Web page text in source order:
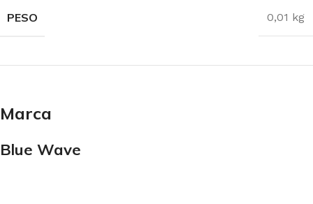
PESO 0,01 kg
Marca
Blue Wave